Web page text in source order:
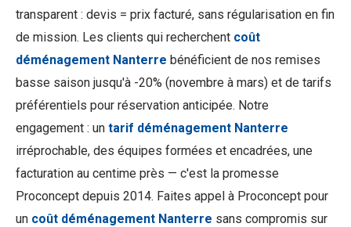
transparent : devis = prix facturé, sans régularisation en fin
de mission. Les clients qui recherchent coût
déménagement Nanterre bénéficient de nos remises
basse saison jusqu'à -20% (novembre à mars) et de tarifs
préférentiels pour réservation anticipée. Notre
engagement : un tarif déménagement Nanterre
irréprochable, des équipes formées et encadrées, une
facturation au centime près — c'est la promesse
Proconcept depuis 2014. Faites appel à Proconcept pour
un coût déménagement Nanterre sans compromis sur